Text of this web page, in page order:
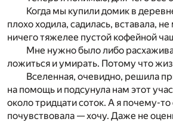
Когда мы купили домик в
плохо ходила, садилась, вставала,
ничего тяжелее пустой кофейной
Мне нужно было либо
ложиться и умирать. Потому что
Вселенная, очевидно, решила
на помощь и подсунула нам этот
около тридцати соток. А я почему-то
почувствовала — хочу. Даже не